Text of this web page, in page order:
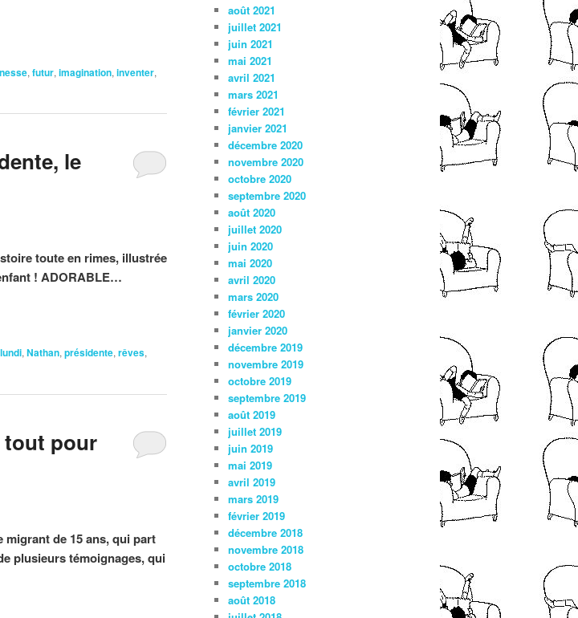
, futur, imagination, inventer,
le
toute en rimes, illustrée
! ADORABLE…
lundi, Nathan, présidente, rêves,
tout pour
migrant de 15 ans, qui part
plusieurs témoignages, qui
août 2021
juillet 2021
juin 2021
mai 2021
avril 2021
mars 2021
février 2021
janvier 2021
décembre 2020
novembre 2020
octobre 2020
septembre 2020
août 2020
juillet 2020
juin 2020
mai 2020
avril 2020
mars 2020
février 2020
janvier 2020
décembre 2019
novembre 2019
octobre 2019
septembre 2019
août 2019
juillet 2019
juin 2019
mai 2019
avril 2019
mars 2019
février 2019
décembre 2018
novembre 2018
octobre 2018
septembre 2018
août 2018